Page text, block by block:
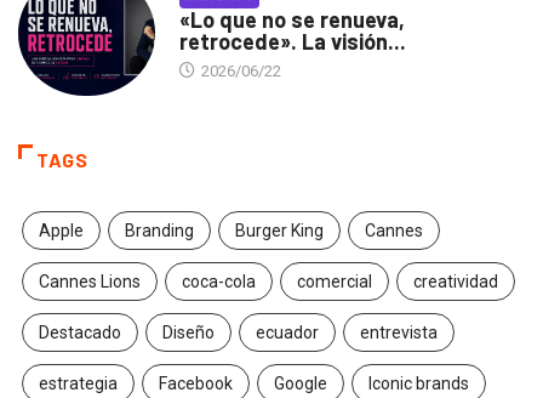
«Lo que no se renueva,
retrocede». La visión...
2026/06/22
TAGS
Apple Branding Burger King Cannes
Cannes Lions coca-cola comercial creatividad
Destacado Diseño ecuador entrevista
estrategia Facebook Google Iconic brands